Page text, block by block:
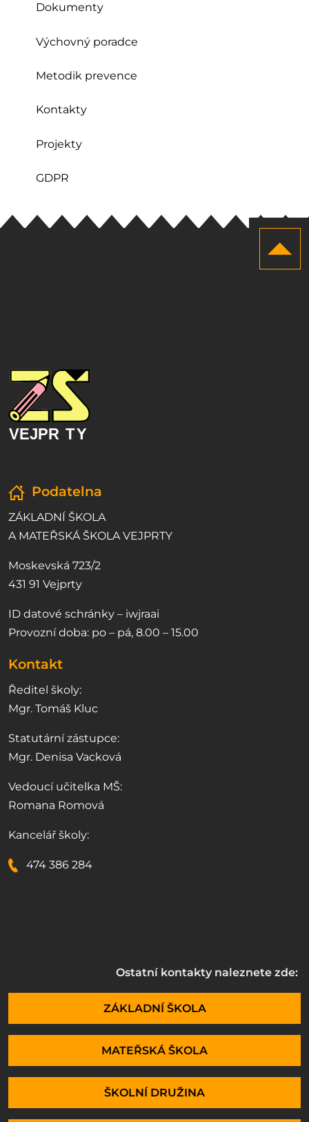
Dokumenty
Výchovný poradce
Metodik prevence
Kontakty
Projekty
GDPR
Podatelna
ZÁKLADNÍ ŠKOLA
A MATEŘSKÁ ŠKOLA VEJPRTY
Moskevská 723/2
431 91 Vejprty
ID datové schránky – iwjraai
Provozní doba: po – pá, 8.00 – 15.00
Kontakt
Ředitel školy:
Mgr. Tomáš Kluc
Statutární zástupce:
Mgr. Denisa Vacková
Vedoucí učitelka MŠ:
Romana Romová
Kancelář školy:
474 386 284
Ostatní kontakty naleznete zde:
ZÁKLADNÍ ŠKOLA
MATEŘSKÁ ŠKOLA
ŠKOLNÍ DRUŽINA